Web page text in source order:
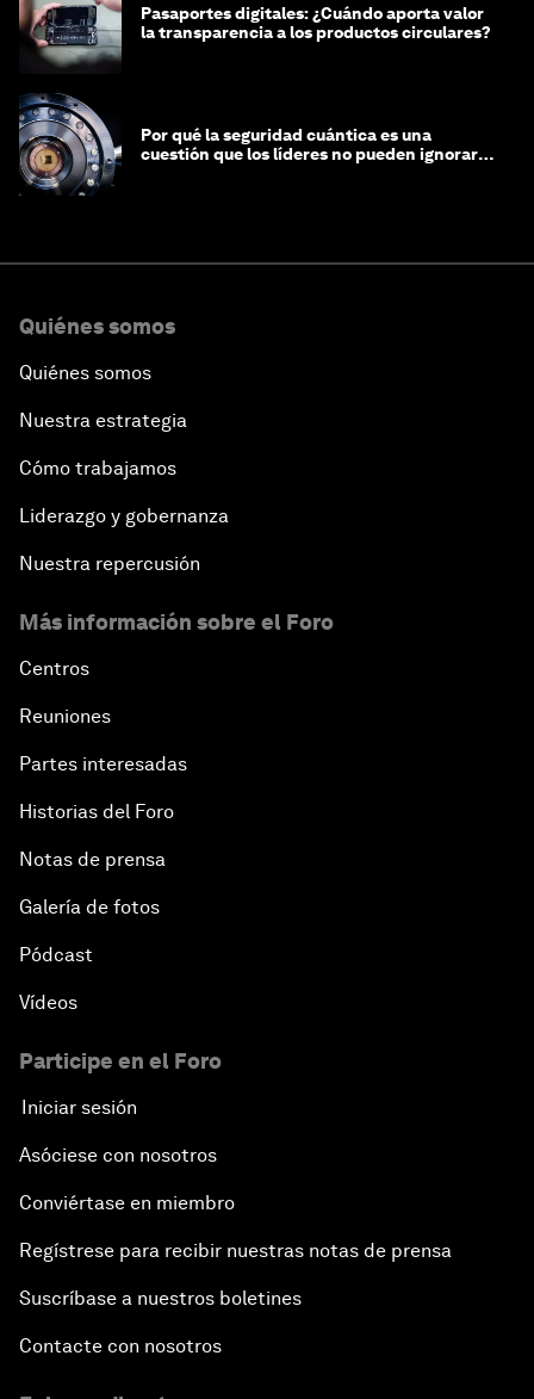
Pasaportes digitales: ¿Cuándo aporta valor
la transparencia a los productos circulares?
Por qué la seguridad cuántica es una
cuestión que los líderes no pueden ignorar
Quiénes somos
Quiénes somos
Nuestra estrategia
Cómo trabajamos
Liderazgo y gobernanza
Nuestra repercusión
Más información sobre el Foro
Centros
Reuniones
Partes interesadas
Historias del Foro
Notas de prensa
Galería de fotos
Pódcast
Vídeos
Participe en el Foro
Iniciar sesión
Asóciese con nosotros
Conviértase en miembro
Regístrese para recibir nuestras notas de prensa
Suscríbase a nuestros boletines
Contacte con nosotros